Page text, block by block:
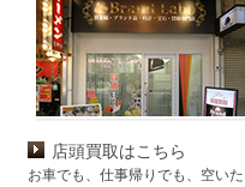
店頭買取はこちら
お車でも、仕事帰りでも、空いた